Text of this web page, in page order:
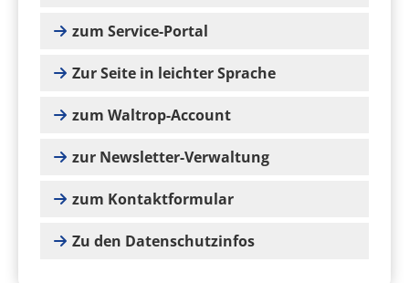
zum Service-Portal
Zur Seite in leichter Sprache
zum Waltrop-Account
zur Newsletter-Verwaltung
zum Kontaktformular
Zu den Datenschutzinfos